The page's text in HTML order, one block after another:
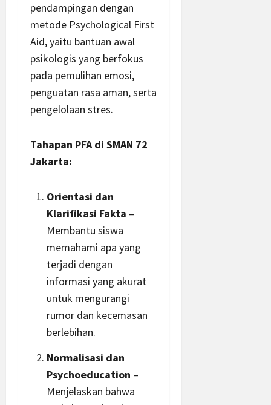
pendampingan dengan
metode Psychological First
Aid, yaitu bantuan awal
psikologis yang berfokus
pada pemulihan emosi,
penguatan rasa aman, serta
pengelolaan stres.
Tahapan PFA di SMAN 72
Jakarta:
Orientasi dan
Klarifikasi Fakta –
Membantu siswa
memahami apa yang
terjadi dengan
informasi yang akurat
untuk mengurangi
rumor dan kecemasan
berlebihan.
Normalisasi dan
Psychoeducation –
Menjelaskan bahwa